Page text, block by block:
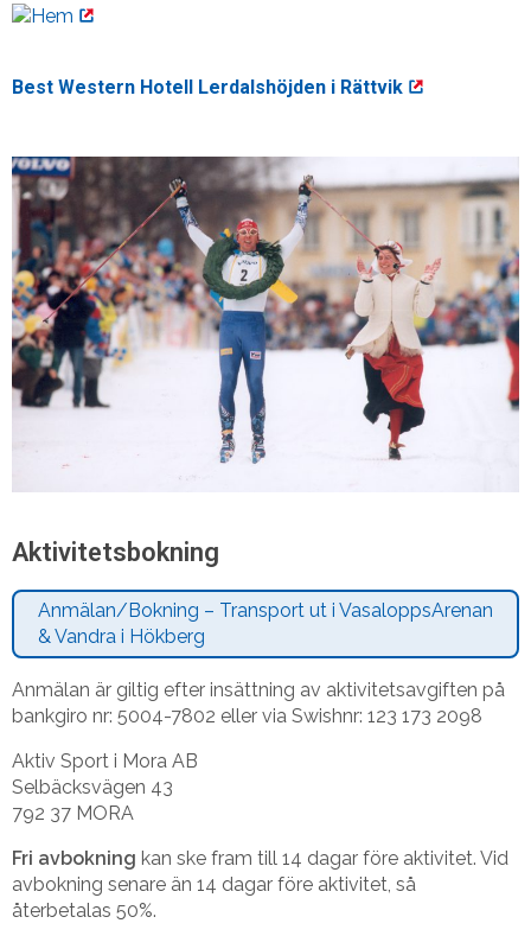
Best Western Hotell Lerdalshöjden i Rättvik
Aktivitetsbokning
Anmälan/Bokning – Transport ut i VasaloppsArenan
& Vandra i Hökberg
Anmälan är giltig efter insättning av aktivitetsavgiften på
bankgiro nr: 5004-7802 eller via Swishnr: 123 173 2098
Aktiv Sport i Mora AB
Selbäcksvägen 43
792 37 MORA
Fri avbokning kan ske fram till 14 dagar före aktivitet. Vid
avbokning senare än 14 dagar före aktivitet, så
återbetalas 50%.